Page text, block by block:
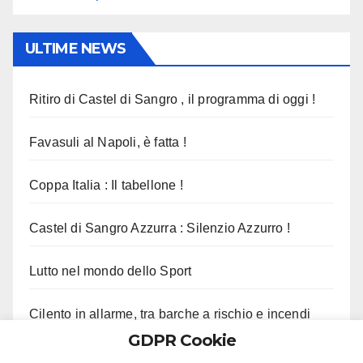
ULTIME NEWS
Ritiro di Castel di Sangro , il programma di oggi !
Favasuli al Napoli, è fatta !
Coppa Italia : Il tabellone !
Castel di Sangro Azzurra : Silenzio Azzurro !
Lutto nel mondo dello Sport
Cilento in allarme, tra barche a rischio e incendi
GDPR Cookie